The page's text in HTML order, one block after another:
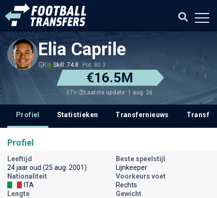
Elia Caprile
GK Skill: 74.8 Pot: 80.3
€16.5M
ETV Laatste update: 1 aug. 26
Profiel Statistieken Transfernieuws
Profiel
Leeftijd
24 jaar oud (25 aug. 2001)
Beste speelstijl
Lijnkeeper
Nationaliteit
ITA
Voorkeurs voet
Rechts
Lengte
Gewicht